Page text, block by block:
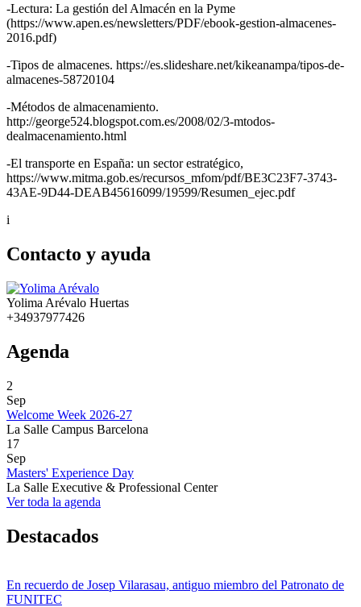
-Lectura: La gestión del Almacén en la Pyme
(https://www.apen.es/newsletters/PDF/ebook-gestion-almacenes-
2016.pdf)
-Tipos de almacenes. https://es.slideshare.net/kikeanampa/tipos-de-
almacenes-58720104
-Métodos de almacenamiento.
http://george524.blogspot.com.es/2008/02/3-mtodos-
dealmacenamiento.html
-El transporte en España: un sector estratégico,
https://www.mitma.gob.es/recursos_mfom/pdf/BE3C23F7-3743-
43AE-9D44-DEAB45616099/19599/Resumen_ejec.pdf
i
Contacto y ayuda
Yolima Arévalo Huertas
+34937977426
Agenda
2
Sep
Welcome Week 2026-27
La Salle Campus Barcelona
17
Sep
Masters' Experience Day
La Salle Executive & Professional Center
Ver toda la agenda
Destacados
En recuerdo de Josep Vilarasau, antiguo miembro del Patronato de
FUNITEC